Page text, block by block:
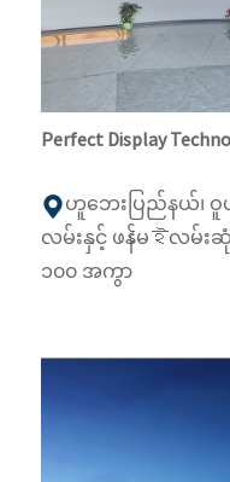
Perfect Display
ဟူဘေးပြည်နယ်၊ ဝူဟ
လမ်းနှင့် ဖန်မেইလမ်
၁၀၀ အကွာ